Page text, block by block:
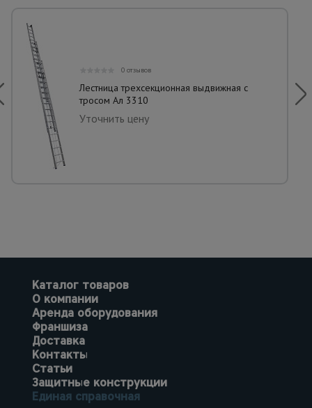
0 отзывов
Лестница трехсекционная выдвижная с
тросом Ал 3310
Уточнить цену
Каталог товаров
О компании
Аренда оборудования
Франшиза
Доставка
Контакты
Статьи
Защитные конструкции
Единая справочная